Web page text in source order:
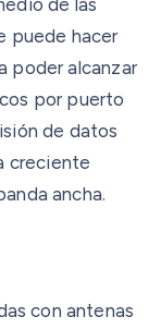
puede hacer
poder alcanzar
por puerto
de datos
creciente
ancha.
con antenas